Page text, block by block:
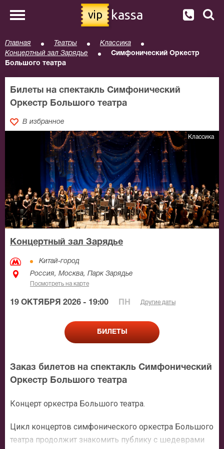
vip kassa
Главная Театры
Классика
Концертный зал Зарядье
Симфонический Оркестр
Большого театра
Билеты на спектакль Симфонический
Оркестр Большого театра
В избранное
Классика
Концертный зал Зарядье
Китай-город
Россия, Москва, Парк Зарядье
Посмотреть на карте
19 ОКТЯБРЯ 2026 - 19:00 ПН Другие даты
БИЛЕТЫ
Заказ билетов на спектакль Симфонический
Оркестр Большого театра
Концерт оркестра Большого театра.
Цикл концертов симфонического оркестра Большого
театра продолжит знакомить публику с шедеврами